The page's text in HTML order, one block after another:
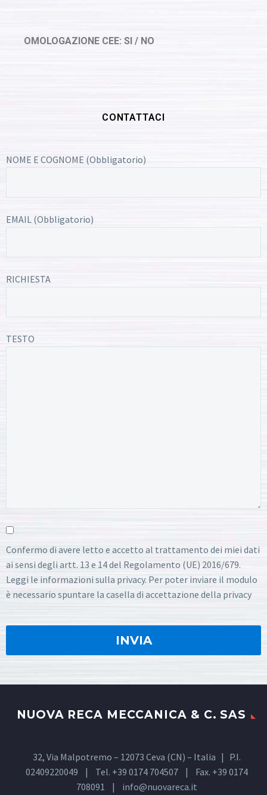
OMOLOGAZIONE CEE: SI / NO
CONTATTACI
NOME E COGNOME (Obbligatorio)
EMAIL (Obbligatorio)
RICHIESTA
TESTO
Confermo di avere letto e accetto al trattamento dei miei dati
ai sensi degli artt. 13 e 14 del Regolamento (UE) 2016/679.
Leggi le informazioni sulla privacy. Per poter inviare il modulo
è necessario spuntare la casella di accettazione della privacy
NUOVA RECA MECCANICA & C. SAS
32, Via Malpotremo – 12073 Ceva (CN) – Italia | P.I.
02409220049 | Tel. +39 0174 704507 | Fax. +39 0174
708091 | info@nuovareca.it